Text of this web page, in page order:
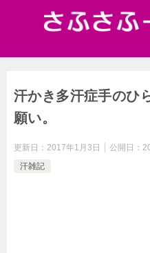
汗かき多汗症手のひ
願い。
更新日： 2017年1月3日 公開日：
汗雑記